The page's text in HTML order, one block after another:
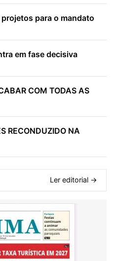
para o mandato
em fase decisiva
COM TODAS AS
RECONDUZIDO NA
Ler editorial →